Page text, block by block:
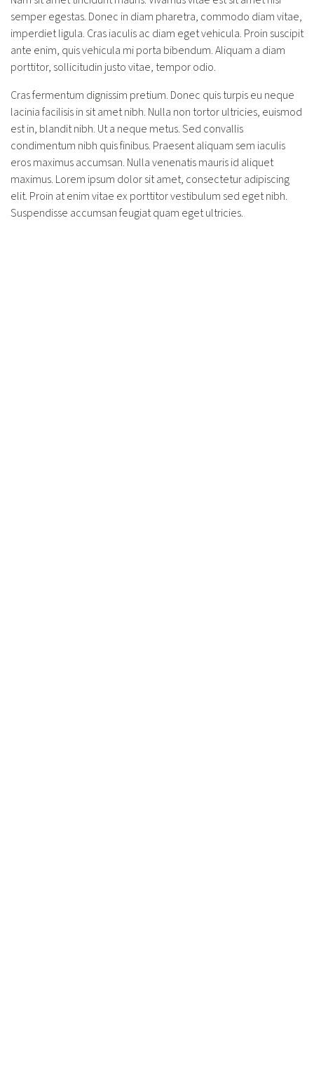
semper egestas. Donec in diam pharetra, commodo diam vitae,
imperdiet ligula. Cras iaculis ac diam eget vehicula. Proin suscipit
ante enim, quis vehicula mi porta bibendum. Aliquam a diam
porttitor, sollicitudin justo vitae, tempor odio.
Cras fermentum dignissim pretium. Donec quis turpis eu neque
lacinia facilisis in sit amet nibh. Nulla non tortor ultricies, euismod
est in, blandit nibh. Ut a neque metus. Sed convallis
condimentum nibh quis finibus. Praesent aliquam sem iaculis
eros maximus accumsan. Nulla venenatis mauris id aliquet
maximus. Lorem ipsum dolor sit amet, consectetur adipiscing
elit. Proin at enim vitae ex porttitor vestibulum sed eget nibh.
Suspendisse accumsan feugiat quam eget ultricies.